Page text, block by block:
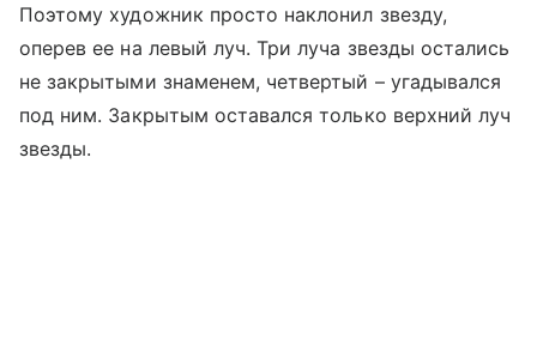
Поэтому художник просто наклонил звезду,
оперев ее на левый луч. Три луча звезды остались
не закрытыми знаменем, четвертый – угадывался
под ним. Закрытым оставался только верхний луч
звезды.